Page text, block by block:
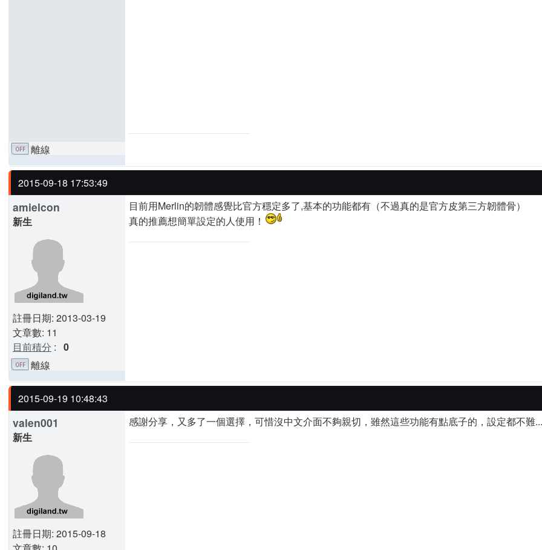
離線
2015-09-18 17:53:49
amielcon
新生
註冊日期: 2013-03-19
文章數: 11
目前積分 : 0
目前用Merlin的韌體感覺比官方穩定多了,基本的功能都有（不過真的是官方皮第三方韌體骨）
真的推薦想簡單設定的人使用！
離線
2015-09-19 10:48:43
valen001
新生
註冊日期: 2015-09-18
感謝分享，又多了一個選擇，可惜沒中文介面不夠親切，雖然這些功能有點底子的，設定都不難...